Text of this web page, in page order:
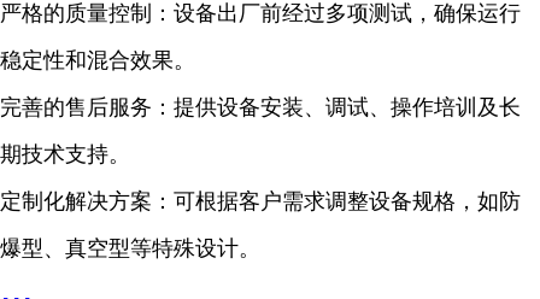
严格的质量控制：设备出厂前经过多项测试，确保运行
稳定性和混合效果。
完善的售后服务：提供设备安装、调试、操作培训及长
期技术支持。
定制化解决方案：可根据客户需求调整设备规格，如防
爆型、真空型等特殊设计。
...